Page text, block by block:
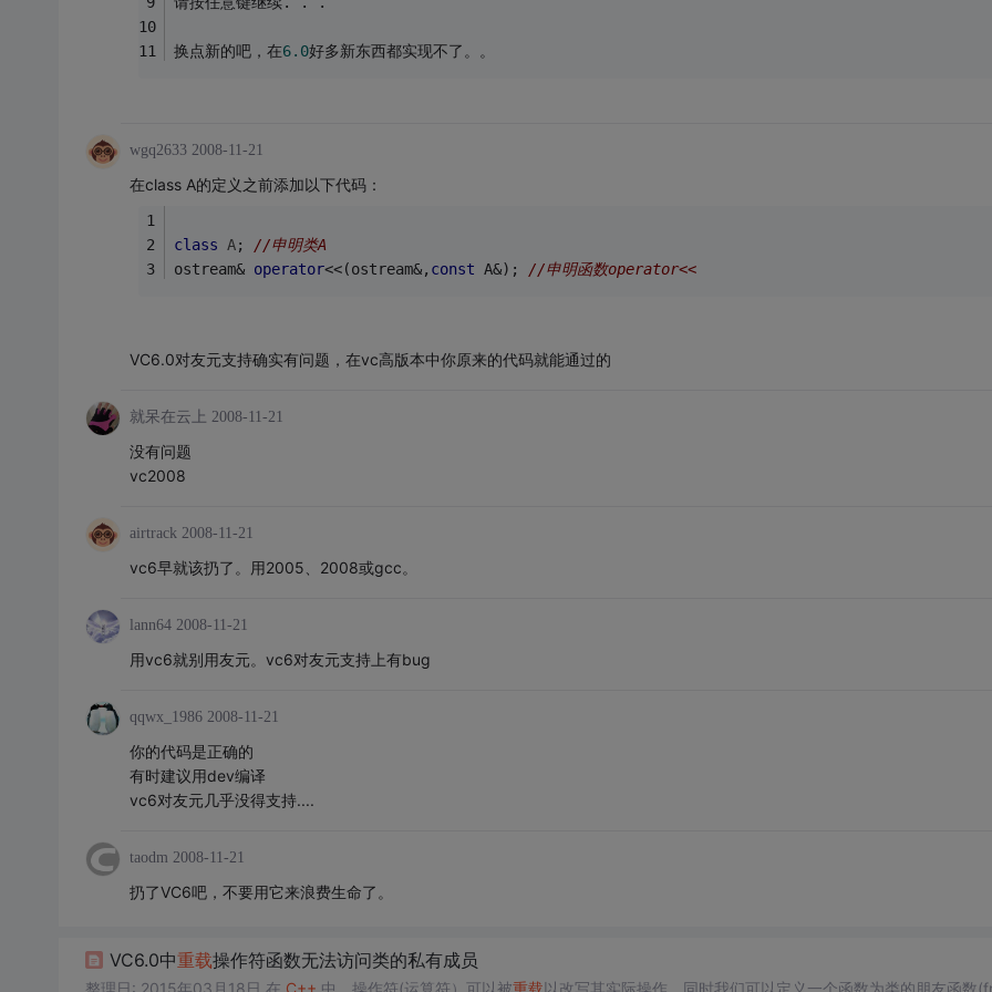
换点新的吧，在6.0好多新东西都实现不了。。
wgq2633 2008-11-21
在class A的定义之前添加以下代码：
class A;
//申明类A
ostream& operator<<(ostream&, const A&); //申明函数operator<<
VC6.0对友元支持确实有问题，在vc高版本中你原来的代码就能通过的
就呆在云上 2008-11-21
没有问题
vc2008
airtrack 2008-11-21
vc6早就该扔了。用2005、2008或gcc。
lann64 2008-11-21
用vc6就别用友元。vc6对友元支持上有bug
qqwx_1986 2008-11-21
你的代码是正确的
有时建议用dev编译
vc6对友元几乎没得支持....
taodm 2008-11-21
扔了VC6吧，不要用它来浪费生命了。
VC6.0中重载操作符函数无法访问类的私有成员
整理日: 2015年03月18日 在 C++ 中，操作符(运算符）可以被重载以改写其实际操作。同时我们可以定义一个函数为类的朋友函数